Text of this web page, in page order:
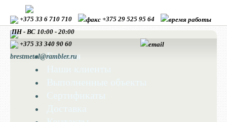
+375 33 6 710 710
+375 29 525 95 64
ПН - ВС 10:00 - 20:00
+375 33 340 90 60
brestmetal@rambler.ru
Главная